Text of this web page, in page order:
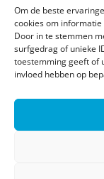
Om de beste
cookies om
Door in te stemmen
surfgedrag of unieke
toestemming geeft of
invloed hebben op
Energiecentrales
Oil and Gas
Partners
TS
OME